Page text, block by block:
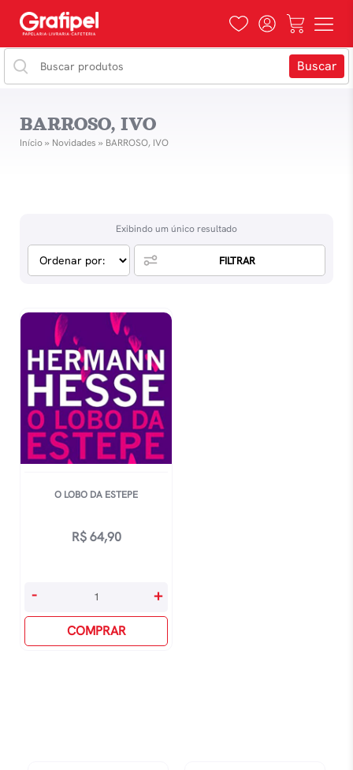
BARROSO, IVO
Início» Novidades » BARROSO, IVO
Exibindo um único resultado
FILTRAR
O LOBO DA ESTEPE
R$64,90
O
Estepe
- +
COMPRAR